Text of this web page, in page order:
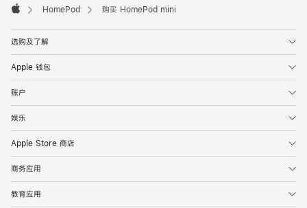
HomePod 购买 HomePod mini
选购及了解
Apple 钱包
账户
娱乐
Apple Store 商店
商务应用
教育应用